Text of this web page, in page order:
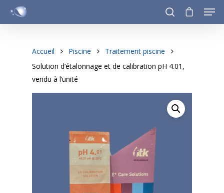
Hit enter to search or ESC to close
Accueil Piscine
Traitement piscine
Solution d’étalonnage et de calibration pH 4.01,
vendu à l’unité